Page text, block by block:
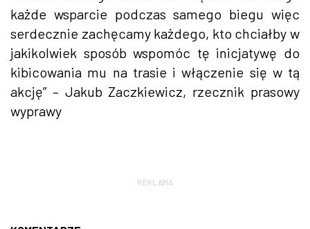
każde wsparcie podczas samego biegu więc
serdecznie zachęcamy każdego, kto chciałby w
jakikolwiek sposób wspomóc tę inicjatywę do
kibicowania mu na trasie i włączenie się w tą
akcję” – Jakub Zaczkiewicz, rzecznik prasowy
wyprawy
REKLAMA